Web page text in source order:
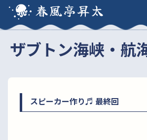
春風亭昇太
ザブトン海峡・航
スピーカー作り♬ 最終回